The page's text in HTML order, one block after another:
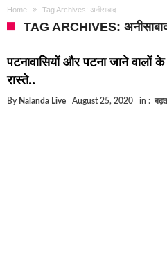
अंचल पदाधिकारी
बिहार में एक और
क्रिकेटर ईशान
Home Tag Archives: अनीसाबाद
TAG ARCHIVES:
पटनावासियों और पटना जाने
रास्ते..
By Nalanda Live August 25, 2020 in :